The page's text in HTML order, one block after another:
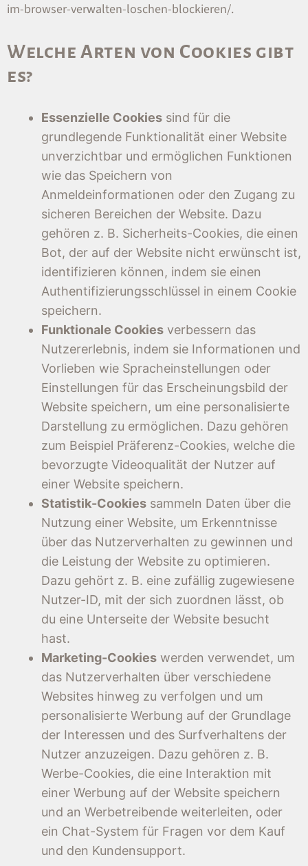
im-browser-verwalten-loschen-blockieren/.
Welche Arten von Cookies gibt
es?
Essenzielle Cookies sind für die
grundlegende Funktionalität einer Website
unverzichtbar und ermöglichen Funktionen
wie das Speichern von
Anmeldeinformationen oder den Zugang zu
sicheren Bereichen der Website. Dazu
gehören z. B. Sicherheits-Cookies, die einen
Bot, der auf der Website nicht erwünscht ist,
identifizieren können, indem sie einen
Authentifizierungsschlüssel in einem Cookie
speichern.
Funktionale Cookies verbessern das
Nutzererlebnis, indem sie Informationen und
Vorlieben wie Spracheinstellungen oder
Einstellungen für das Erscheinungsbild der
Website speichern, um eine personalisierte
Darstellung zu ermöglichen. Dazu gehören
zum Beispiel Präferenz-Cookies, welche die
bevorzugte Videoqualität der Nutzer auf
einer Website speichern.
Statistik-Cookies sammeln Daten über die
Nutzung einer Website, um Erkenntnisse
über das Nutzerverhalten zu gewinnen und
die Leistung der Website zu optimieren.
Dazu gehört z. B. eine zufällig zugewiesene
Nutzer-ID, mit der sich zuordnen lässt, ob
du eine Unterseite der Website besucht
hast.
Marketing-Cookies werden verwendet, um
das Nutzerverhalten über verschiedene
Websites hinweg zu verfolgen und um
personalisierte Werbung auf der Grundlage
der Interessen und des Surfverhaltens der
Nutzer anzuzeigen. Dazu gehören z. B.
Werbe-Cookies, die eine Interaktion mit
einer Werbung auf der Website speichern
und an Werbetreibende weiterleiten, oder
ein Chat-System für Fragen vor dem Kauf
und den Kundensupport.